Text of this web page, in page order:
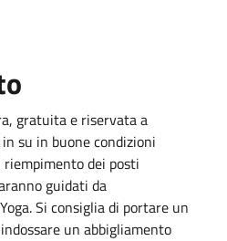
gratuita e riservata a
su in buone condizioni
dei posti
guidati da
Si consiglia di portare un
un abbigliamento